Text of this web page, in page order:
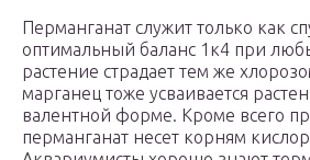
Перманганат служит только как
оптимальный баланс 1к4 при
растение страдает тем же
марганец тоже усваивается
валентной форме. Кроме всего
перманганат несет корням